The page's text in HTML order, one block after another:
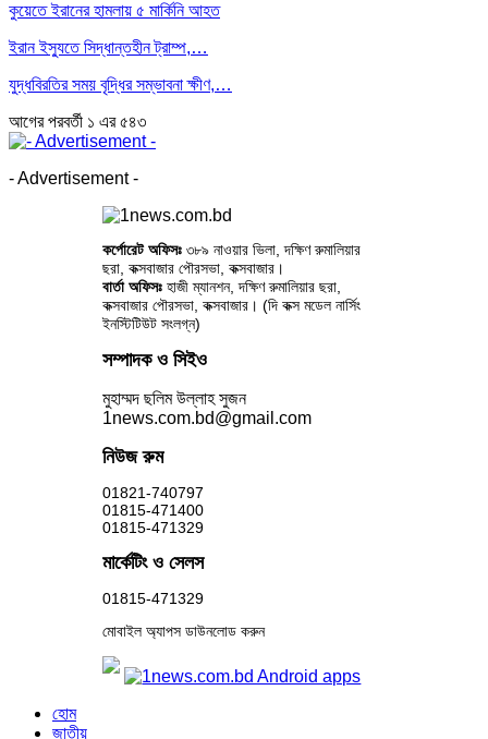
কুয়েতে ইরানের হামলায় ৫ মার্কিনি আহত
ইরান ইস্যুতে সিদ্ধান্তহীন ট্রাম্প,…
যুদ্ধবিরতির সময় বৃদ্ধির সম্ভাবনা ক্ষীণ,…
আগেরপরবর্তী ১ এর ৫৪৩
- Advertisement -
কর্পোরেট অফিসঃ ৩৮৯ নাওয়ার ভিলা, দক্ষিণ রুমালিয়ার
ছরা, কক্সবাজার পৌরসভা, কক্সবাজার।
বার্তা অফিসঃহাজী ম্যানশন, দক্ষিণ রুমালিয়ার ছরা,
কক্সবাজার পৌরসভা, কক্সবাজার। (দি কক্স মডেল নার্সিং
ইনস্টিটিউট সংলগ্ন)
সম্পাদক ও সিইও
মুহাম্মদ ছলিম উল্লাহ সুজন
1news.com.bd@gmail.com
নিউজ রুম
01821-740797
01815-471400
01815-471329
মার্কেটিং ও সেলস
01815-471329
মোবাইল অ্যাপস ডাউনলোড করুন
হোম
জাতীয়